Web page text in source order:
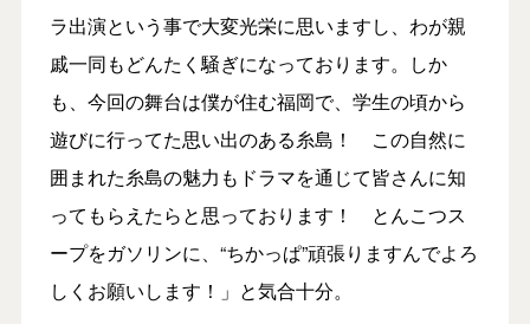
ラ出演という事で大変光栄に思いますし、わが親
戚一同もどんたく騒ぎになっております。しか
も、今回の舞台は僕が住む福岡で、学生の頃から
遊びに行ってた思い出のある糸島！ この自然に
囲まれた糸島の魅力もドラマを通じて皆さんに知
ってもらえたらと思っております！ とんこつス
ープをガソリンに、“ちかっぱ”頑張りますんでよろ
しくお願いします！」と気合十分。